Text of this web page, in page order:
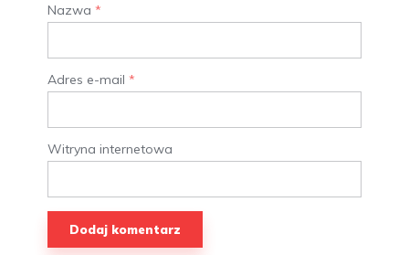
Nazwa *
Adres e-mail *
Witryna internetowa